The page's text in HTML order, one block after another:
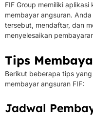
FIF Group memiliki
membayar angsuran.
tersebut, mendaftar, dan
menyelesaikan
Tips
Berikut beberapa tips
membayar angsuran FIF:
Jadwal